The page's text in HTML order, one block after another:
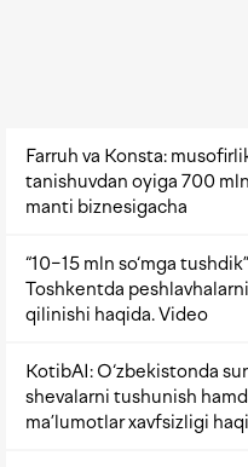
Farruh va Konsta:
tanishuvdan oyiga 700
manti biznesigacha
“10−15 mln so‘mga
Toshkentda
qilinishi haqida. Video
KotibAI: O‘zbekistonda
shevalarni tushunish
ma’lumotlar xavfsizligi